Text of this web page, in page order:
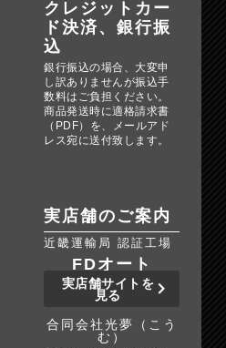
クレジットカー
ド決済、銀行振
込
銀行振込の場合、大変申
し訳ありませんが振込手
数料はご負担ください。
商品発送時に適格請求書
（PDF）を、メールアド
レス宛に送付致します。
実店舗のご案内
近畿運輸局 認証工場
FDオート
実店舗サイトを
見る
合同会社光夢（こう
む）